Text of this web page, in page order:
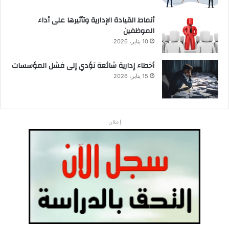
أنماط القيادة الإدارية وتأثيرها على أداء
الموظفين
10 يناير، 2026
أخطاء إدارية شائعة تؤدي إلى فشل المؤسسات
15 يناير، 2026
إعلان